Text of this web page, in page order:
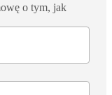
o tym, jak